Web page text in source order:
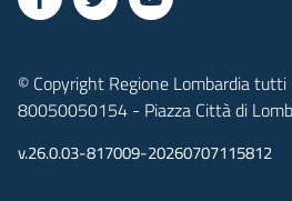
© Copyright Regione Lombardia
80050050154 - Piazza Città di
v.26.0.03-817009-20260707115812